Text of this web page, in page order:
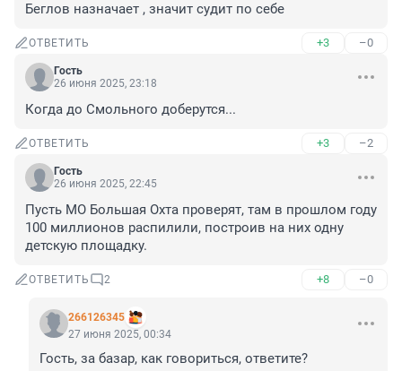
Беглов назначает , значит судит по себе
ОТВЕТИТЬ +3 –0
Гость
26 июня 2025, 23:18
Когда до Смольного доберутся...
ОТВЕТИТЬ +3 –2
Гость
26 июня 2025, 22:45
Пусть МО Большая Охта проверят, там в прошлом году
100 миллионов распилили, построив на них одну
детскую площадку.
ОТВЕТИТЬ 2 +8 –0
266126345
27 июня 2025, 00:34
Гость, за базар, как говориться, ответите?